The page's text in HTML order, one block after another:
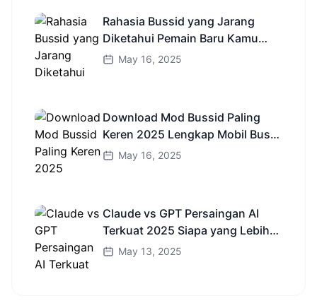
Rahasia Bussid yang Jarang
Diketahui Pemain Baru Kamu
Wajib Coba!
May 16, 2025
Download Mod Bussid Paling
Keren 2025 Lengkap Mobil Bus
dan Truk HD
May 16, 2025
Claude vs GPT Persaingan AI
Terkuat 2025 Siapa yang Lebih
Cerdas?
May 13, 2025